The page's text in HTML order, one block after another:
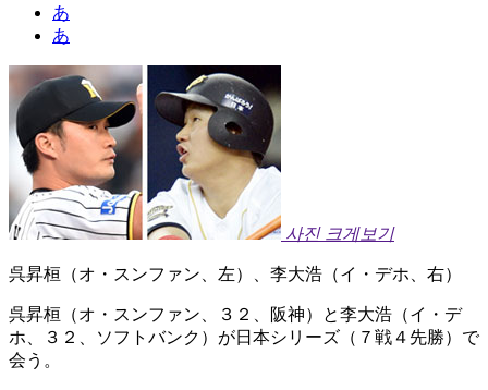
あ
あ
사진 크게보기
呉昇桓（オ・スンファン、左）、李大浩（イ・デホ、右）
呉昇桓（オ・スンファン、３２、阪神）と李大浩（イ・デ
ホ、３２、ソフトバンク）が日本シリーズ（７戦４先勝）で
会う。